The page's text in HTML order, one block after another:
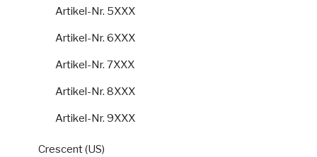
Artikel-Nr. 5XXX
Artikel-Nr. 6XXX
Artikel-Nr. 7XXX
Artikel-Nr. 8XXX
Artikel-Nr. 9XXX
Crescent (US)